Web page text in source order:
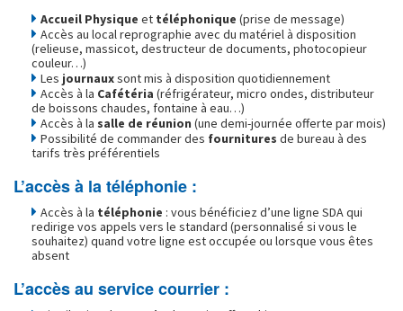
Accueil Physique et téléphonique (prise de message)
Accès au local reprographie avec du matériel à disposition
(relieuse, massicot, destructeur de documents, photocopieur
couleur…)
Les journauxsont mis à disposition quotidiennement
Accès à la Cafétéria (réfrigérateur, micro ondes, distributeur
de boissons chaudes, fontaine à eau…)
Accès à la salle de réunion (une demi-journée offerte par mois)
Possibilité de commander des fournitures de bureau à des
tarifs très préférentiels
L’accès à la téléphonie :
Accès à la téléphonie : vous bénéficiez d’une ligne SDA qui
redirige vos appels vers le standard (personnalisé si vous le
souhaitez) quand votre ligne est occupée ou lorsque vous êtes
absent
L’accès au service courrier :